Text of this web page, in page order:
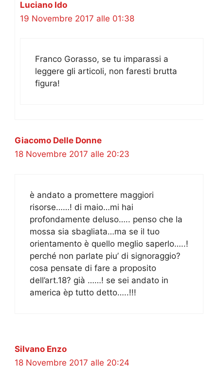
Luciano Ido
19 Novembre 2017 alle 01:38
Franco Gorasso, se tu imparassi a
leggere gli articoli, non faresti brutta
figura!
Giacomo Delle Donne
18 Novembre 2017 alle 20:23
è andato a promettere maggiori
risorse……! di maio…mi hai
profondamente deluso….. penso che la
mossa sia sbagliata…ma se il tuo
orientamento è quello meglio saperlo…..!
perché non parlate piu’ di signoraggio?
cosa pensate di fare a proposito
dell’art.18? già ……! se sei andato in
america èp tutto detto…..!!!
Silvano Enzo
18 Novembre 2017 alle 20:24